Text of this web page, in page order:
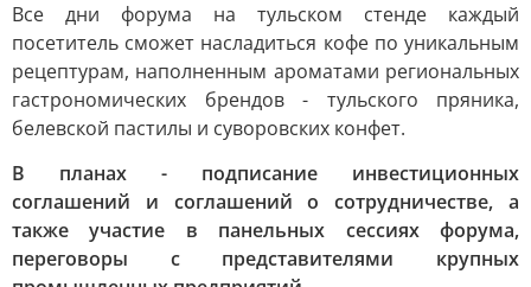
Все дни форума на тульском стенде каждый
посетитель сможет насладиться кофе по уникальным
рецептурам, наполненным ароматами региональных
гастрономических брендов - тульского пряника,
белевской пастилы и суворовских конфет.
В планах - подписание инвестиционных
соглашений и соглашений о сотрудничестве, а
также участие в панельных сессиях форума,
переговоры с представителями крупных